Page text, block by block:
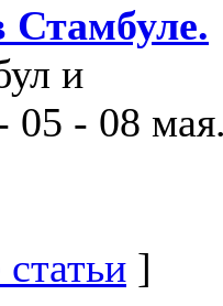
и
05 - 08
]